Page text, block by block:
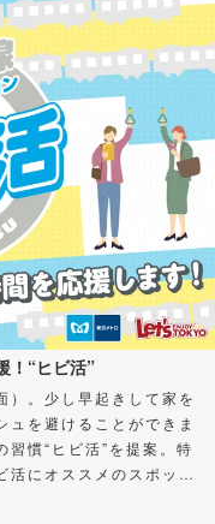
ンケート！愛してやま
ちゃいました。気になる
みてくださいね。
！“ヒビ活”
）。少し早起きして家を
を避けることができま
慣“ヒビ活”を提案。特
活にオススメのスポット